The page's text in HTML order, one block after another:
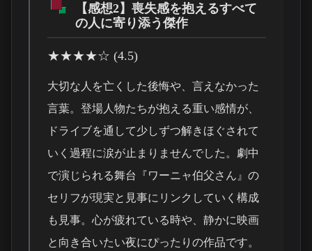
【感想2】喪失感を抱えるすべて
の人に寄り添う傑作
★★★★☆ (4.5)
大切な人を亡くした後悔や、言えなかった
言葉。登場人物たちが抱える重い感情が、
ドライブを通して少しずつ解きほぐされて
いく過程に涙が止まりませんでした。劇中
で演じられる舞台『ワーニャ伯父さん』の
セリフが現実と見事にリンクしていく構成
も見事。心が疲れている時や、静かに映画
と向き合いたい夜にぴったりの作品です。